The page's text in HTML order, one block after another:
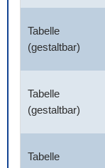
Tabelle
(gestaltbar)
Tabelle
(gestaltbar)
Tabelle